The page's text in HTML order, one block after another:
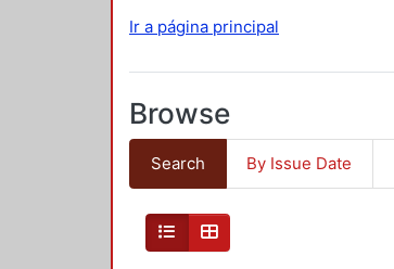
Ir a página principal
Browse
Search By Issue Date